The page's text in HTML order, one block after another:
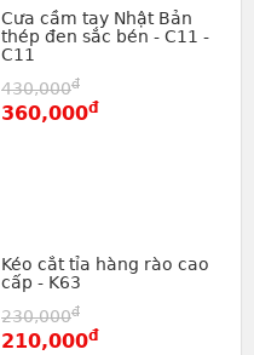
Cưa cầm tay Nhật Bản
thép đen sắc bén - C11 -
C11
430,000đ
360,000đ
Kéo cắt tỉa hàng rào cao
cấp - K63
230,000đ
210,000đ